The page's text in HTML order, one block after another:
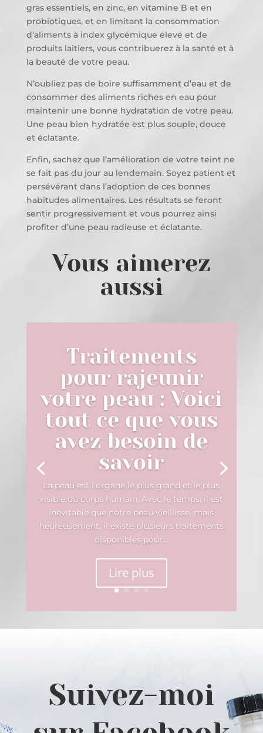
gras essentiels, en zinc, en vitamine B et en
probiotiques, et en limitant la consommation
d’aliments à index glycémique élevé et de
produits laitiers, vous contribuerez à la santé et à
la beauté de votre peau.
N’oubliez pas de boire suffisamment d’eau et de
consommer des aliments riches en eau pour
maintenir une bonne hydratation de votre peau.
Une peau bien hydratée est plus souple, douce
et éclatante.
Enfin, sachez que l’amélioration de votre teint ne
se fait pas du jour au lendemain. Soyez patient et
persévérant dans l’adoption de ces bonnes
habitudes alimentaires. Les résultats se feront
sentir progressivement et vous pourrez ainsi
profiter d’une peau radieuse et éclatante.
Vous aimerez
aussi
Traitements
pour rajeunir
votre peau : Voici
tout ce que vous
avez besoin de
savoir
La peau est l'organe le plus grand et le plus
visible du corps humain. Avec le temps, il est
inévitable que notre peau vieillisse, mais
heureusement, il existe plusieurs traitements
disponibles pour...
Lire plus
Suivez-moi